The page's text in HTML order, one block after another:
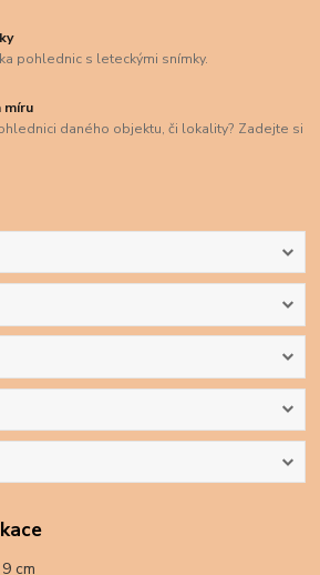
pohlednic s leteckými snímky.
míru
daného objektu, či lokality? Zadejte si
cm